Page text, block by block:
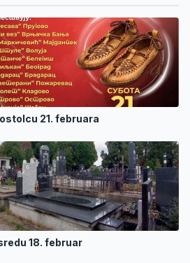
21. februara
18. februar